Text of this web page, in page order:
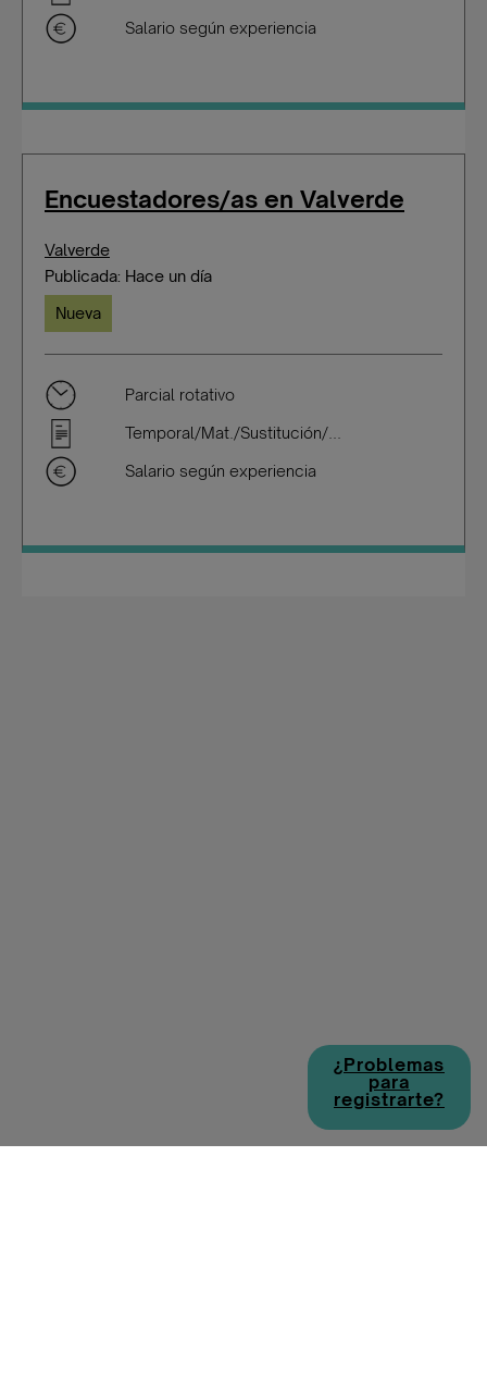
Salario según experiencia
Encuestadores/as en Valverde
Valverde
Publicada: Hace un día
Nueva
Parcial rotativo
Temporal/Mat./Sustitución/...
Salario según experiencia
¿Problemas
para
registrarte?